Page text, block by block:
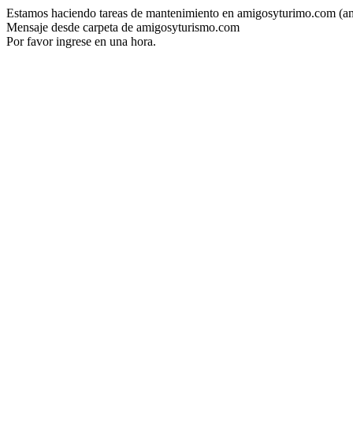
Estamos haciendo tareas de mantenimiento en amigosyturimo.com
Mensaje desde carpeta de amigosyturismo.com
Por favor ingrese en una hora.